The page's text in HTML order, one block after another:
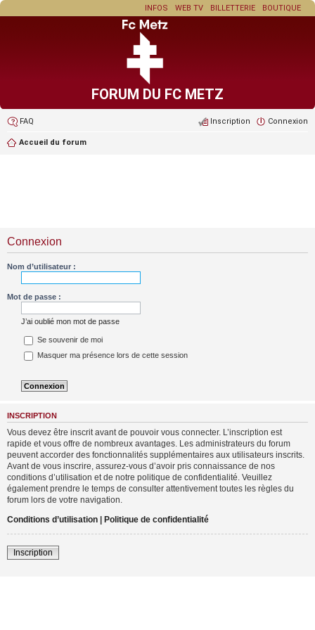
BOUTIQUE
BILLETTERIE
WEB TV
INFOS
FORUM DU FC METZ
FAQ Connexion
Inscription
Accueil du forum
Connexion
Nom d’utilisateur :
Mot de passe :
J’ai oublié mon mot de passe
Se souvenir de moi
Masquer ma présence lors de cette session
INSCRIPTION
Vous devez être inscrit avant de pouvoir vous connecter. L’inscription est
rapide et vous offre de nombreux avantages. Les administrateurs du forum
peuvent accorder des fonctionnalités supplémentaires aux utilisateurs inscrits.
Avant de vous inscrire, assurez-vous d’avoir pris connaissance de nos
conditions d’utilisation et de notre politique de confidentialité. Veuillez
également prendre le temps de consulter attentivement toutes les règles du
forum lors de votre navigation.
Conditions d’utilisation | Politique de confidentialité
Inscription